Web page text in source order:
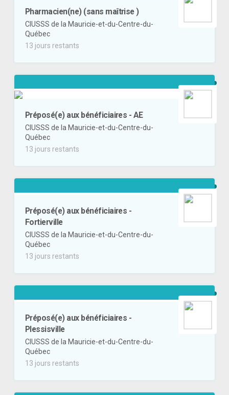
Pharmacien(ne) (sans maîtrise )
CIUSSS de la Mauricie-et-du-Centre-du-
Québec
13 jours restants
Préposé(e) aux bénéficiaires - AE
CIUSSS de la Mauricie-et-du-Centre-du-
Québec
13 jours restants
Préposé(e) aux bénéficiaires -
Fortierville
CIUSSS de la Mauricie-et-du-Centre-du-
Québec
13 jours restants
Préposé(e) aux bénéficiaires -
Plessisville
CIUSSS de la Mauricie-et-du-Centre-du-
Québec
13 jours restants